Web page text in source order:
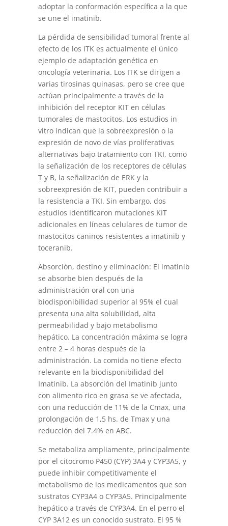
adoptar la conformación específica a la que
se une el imatinib.
La pérdida de sensibilidad tumoral frente al
efecto de los ITK es actualmente el único
ejemplo de adaptación genética en
oncología veterinaria. Los ITK se dirigen a
varias tirosinas quinasas, pero se cree que
actúan principalmente a través de la
inhibición del receptor KIT en células
tumorales de mastocitos. Los estudios in
vitro indican que la sobreexpresión o la
expresión de novo de vías proliferativas
alternativas bajo tratamiento con TKI, como
la señalización de los receptores de células
T y B, la señalización de ERK y la
sobreexpresión de KIT, pueden contribuir a
la resistencia a TKI. Sin embargo, dos
estudios identificaron mutaciones KIT
adicionales en líneas celulares de tumor de
mastocitos caninos resistentes a imatinib y
toceranib.
Absorción, destino y eliminación: El imatinib
se absorbe bien después de la
administración oral con una
biodisponibilidad superior al 95% el cual
presenta una alta solubilidad, alta
permeabilidad y bajo metabolismo
hepático. La concentración máxima se logra
entre 2 – 4 horas después de la
administración. La comida no tiene efecto
relevante en la biodisponibilidad del
Imatinib. La absorción del Imatinib junto
con alimento rico en grasa se ve afectada,
con una reducción de 11% de la Cmax, una
prolongación de 1,5 hs. de Tmax y una
reducción del 7.4% en ABC.
Se metaboliza ampliamente, principalmente
por el citocromo P450 (CYP) 3A4 y CYP3A5, y
puede inhibir competitivamente el
metabolismo de los medicamentos que son
sustratos CYP3A4 o CYP3A5. Principalmente
hepático a través de CYP3A4. En el perro el
CYP 3A12 es un conocido sustrato. El 95 %